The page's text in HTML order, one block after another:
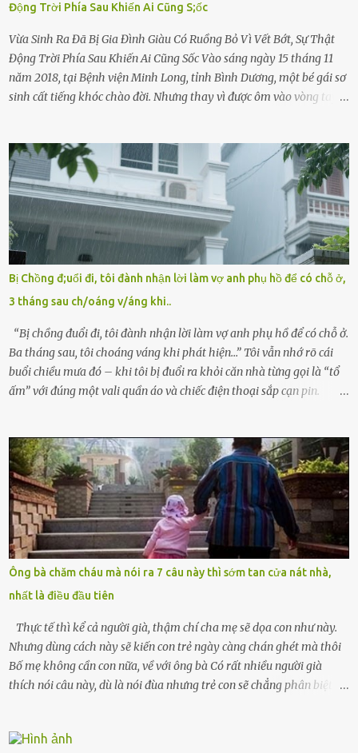
Động Trời Phía Sau Khiến Ai Cũng S;ốc
Vừa Sinh Ra Đã Bị Gia Đình Giàu Có Ruồng Bỏ Vì Vết Bớt, Sự Thật
Động Trời Phía Sau Khiến Ai Cũng Sốc Vào sáng ngày 15 tháng 11
năm 2018, tại Bệnh viện Minh Long, tỉnh Bình Dương, một bé gái sơ
sinh cất tiếng khóc chào đời. Nhưng thay vì được ôm vào vòng tay
hảo, địa vị cao sang của ông Trần Quốc Tùng xem như điềm gở. Ông
Tùng, một doanh nhân quyền lực có tiếng ở Bình Dương, cùng vợ là
bà Đỗ Thị Nga, lập tức ra quyết định nhẫn tâm: bỏ lại đứa trẻ. Họ
viện cớ “không đủ khả năng nuôi dưỡng” và ký vào giấy từ chối
quyền giám hộ, yêu cầu bệnh viện xử lý bé như một trường hợp bị
bỏ rơi. Trong khi ấy, con gái ruột của họ – Trần Lệ Mi – vẫn đang
mê man sau sinh, hoàn toàn không hay biết chuyện gì xảy ra.
Thiếu úy Nguyễn Thị Mai, một nữ cảnh sát công tác tại địa phương,
tình cờ chứng kiến giây phút bé bị đưa đi trong lặng lẽ. Nét mặt đỏ
hỏn, bàn tay bé xíu co quắp, ...
Bị Chồng đ;uổi đi, tôi đành nhận lời làm vợ anh phụ hồ để có chỗ ở,
3 tháng sau ch/oáng v/áng khi..
“Bị chồng đuổi đi, tôi đành nhận lời làm vợ anh phụ hồ để có chỗ ở.
Ba tháng sau, tôi choáng váng khi phát hiện…” Tôi vẫn nhớ rõ cái
buổi chiều mưa đó – khi tôi bị đuổi ra khỏi căn nhà từng gọi là “tổ
ấm” với đúng một vali quần áo và chiếc điện thoại sắp cạn pin.
cưới cô để có con. Không phải để nuôi một cái thân bất tài chỉ biết
khóc lóc,” anh ta gằn giọng, đẩy mạnh cánh cửa trước mặt tôi.
Tiếng cánh cửa đóng lại, vang lên như một bản án lạnh lùng. Tôi
đứng chết lặng giữa cơn mưa, không biết đi đâu, về đâu. Bố mẹ tôi
mất sớm. Tôi chẳng có anh chị em. Họ hàng cũng thưa thớt, chẳng
ai thân thiết đến mức có thể mở lòng cho tôi tá túc. Bạn bè? Ai cũng
bận rộn với gia đình riêng của họ. Tôi đã từng đặt cược cả thanh
xuân vào người chồng ấy – và giờ, tôi chỉ còn lại chính mình. Tôi lên
chiếc xe buýt cuối ngày, trốn chạy khỏi thành phố và nỗi đau. Tôi v...
Ông bà chăm cháu mà nói ra 7 câu này thì sớm tan cửa nát nhà,
nhất là điều đầu tiên
Thực tế thì kể cả người già, thậm chí cha mẹ sẽ dọa con như này.
Nhưng dùng cách này sẽ kiến con trẻ ngày càng chán ghét mà thôi
Bố mẹ không cần con nữa, về với ông bà Có rất nhiều người già
thích nói câu này, dù là nói đùa nhưng trẻ con sẽ chẳng phân biệt
khuyên nhủ con thật cẩn thận. Nếu cháu không nghe lời, cảnh sát